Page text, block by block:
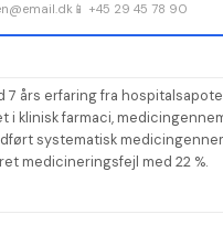
📱 +45 29 45 78 90
7 års erfaring fra
klinisk farmaci,
systematisk
medicineringsfejl med 22 %.